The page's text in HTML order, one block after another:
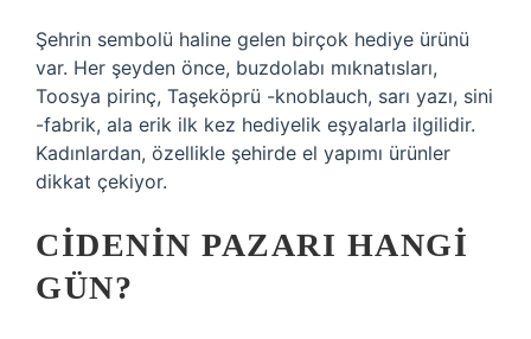
Şehrin sembolü haline gelen birçok hediye ürünü
var. Her şeyden önce, buzdolabı mıknatısları,
Toosya pirinç, Taşeköprü -knoblauch, sarı yazı, sini
-fabrik, ala erik ilk kez hediyelik eşyalarla ilgilidir.
Kadınlardan, özellikle şehirde el yapımı ürünler
dikkat çekiyor.
CIDENIN PAZARI HANGI
GÜN?